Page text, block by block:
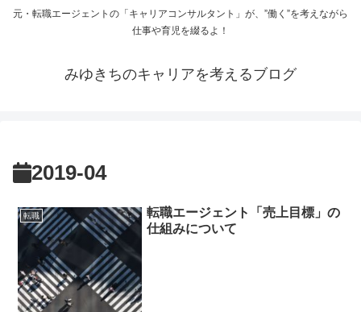
元・転職エージェントの「キャリアコンサルタント」が、”働く”を考えながら
仕事や育児を綴るよ！
みゆきちのキャリアを考えるブログ
2019-04
転職
転職エージェント「売上目標」の
仕組みについて